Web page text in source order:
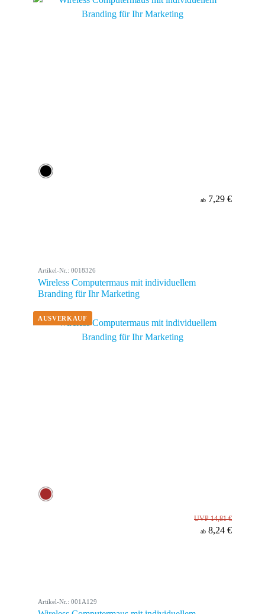
ab 7,29 €
Artikel-Nr.: 0018326
Wireless Computermaus mit individuellem
Branding für Ihr Marketing
UVP 14,81 €
ab 8,24 €
Artikel-Nr.: 001A129